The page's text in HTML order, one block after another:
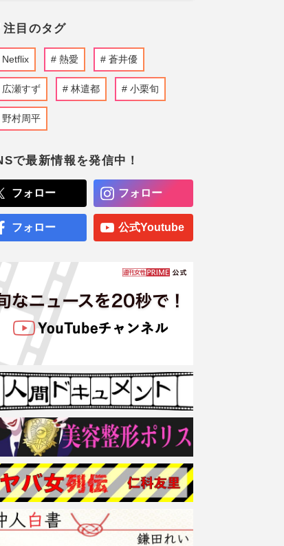
注目のタグ
Netflix 熱愛 蒼井優
広瀬すず 林遣都 小栗旬
野村周平
で最新情報を発信中！
フォロー フォロー
フォロー 公式Youtube